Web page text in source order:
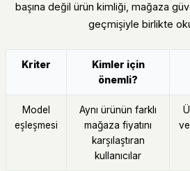
başına değil ürün kimliği, mağaza
geçmişiyle birlikte
Kriter
Kimler için
önemli?
Model
eşleşmesi
Aynı ürünün farklı
mağaza fiyatını
karşılaştıran
kullanıcılar